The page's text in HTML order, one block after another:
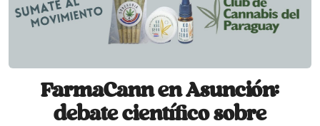
FarmaCann en Asunción:
debate científico sobre